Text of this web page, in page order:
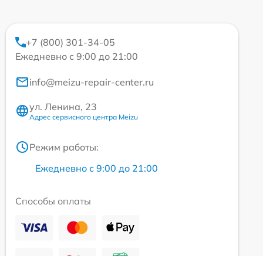
+7 (800) 301-34-05
Ежедневно с 9:00 до 21:00
info@meizu-repair-center.ru
ул. Ленина, 23
Адрес сервисного центра Meizu
Режим работы:
Ежедневно с 9:00 до 21:00
Способы оплаты